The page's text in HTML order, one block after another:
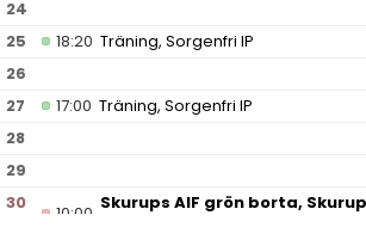
24
25
18:20 Träning, Sorgenfri IP
26
27
17:00 Träning, Sorgenfri IP
28
29
30
10:00 Skurups AIF grön borta,